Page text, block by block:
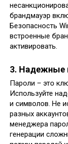
брандмауэр
Безопасность
встроенные
активировать.
3. Надежные
Пароли – это
Используйте
и символов. Не
разных
менеджера
генерации